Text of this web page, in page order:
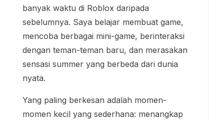
banyak waktu di Roblox daripada
sebelumnya. Saya belajar membuat game,
mencoba berbagai mini-game, berinteraksi
dengan teman-teman baru, dan merasakan
sensasi summer yang berbeda dari dunia
nyata.
Yang paling berkesan adalah momen-
momen kecil yang sederhana: menangkap